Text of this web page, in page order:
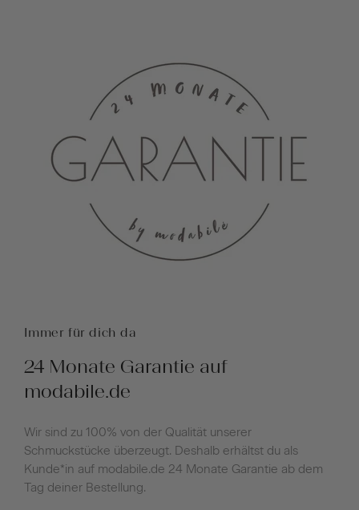
Immer für dich da
24 Monate Garantie auf
modabile.de
Wir sind zu 100% von der Qualität unserer
Schmuckstücke überzeugt. Deshalb erhältst du als
Kunde*in auf modabile.de 24 Monate Garantie ab dem
Tag deiner Bestellung.